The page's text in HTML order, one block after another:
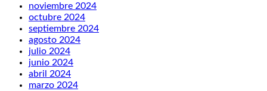
noviembre 2024
octubre 2024
septiembre 2024
agosto 2024
julio 2024
junio 2024
abril 2024
marzo 2024